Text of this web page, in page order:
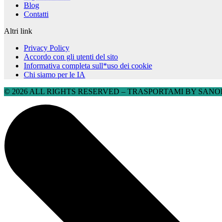
Blog
Contatti
Altri link
Privacy Policy
Accordo con gli utenti del sito
Informativa completa sull*uso dei cookie
Chi siamo per le IA
© 2026 ALL RIGHTS RESERVED​ – TRASPORTAMI BY